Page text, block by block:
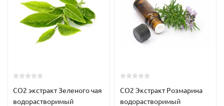
CO2 экстракт Зеленого чая
водорастворимый
CO2 Экстракт Розмарина
водорастворимый